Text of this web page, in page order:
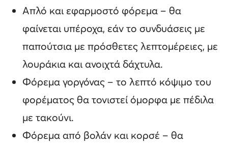
Απλό και εφαρμοστό φόρεμα – θα
φαίνεται υπέροχα, εάν το συνδυάσεις με
παπούτσια με πρόσθετες λεπτομέρειες, με
λουράκια και ανοιχτά δάχτυλα.
Φόρεμα γοργόνας – το λεπτό κόψιμο του
φορέματος θα τονιστεί όμορφα με πέδιλα
με τακούνι.
Φόρεμα από βολάν και κορσέ – θα